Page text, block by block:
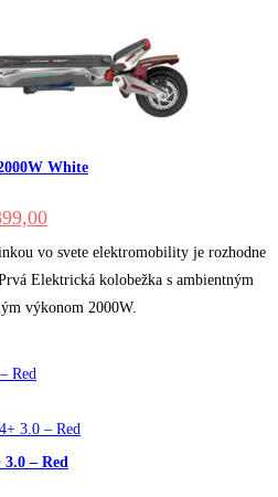
White
Current
is:
€1.399,00.
vo svete elektromobility je rozhodne
Elektrická kolobežka s ambientným
výkonom 2000W.
– Red